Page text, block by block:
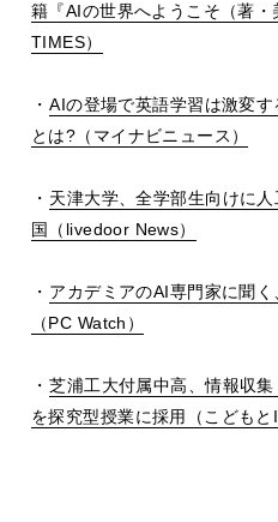
籍『AIの世界へようこそ（著
TIMES）
・AIの登場で英語学習は激変す
とは? （マイナビニュース）
・ 天津大学、全学部生向けに
国（ livedoor News）
・ アカデミアのAI専門家に聞く
（PC Watch ）
・芝浦工大付属中高、情報収
を探究型授業に採用（こどもと